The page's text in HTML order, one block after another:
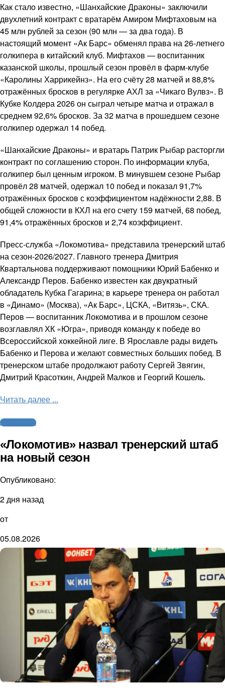
Как стало известно, «Шанхайские Драконы» заключили
двухлетний контракт с вратарём Амиром Мифтаховым на
45 млн рублей за сезон (90 млн — за два года). В
настоящий момент «Ак Барс» обменял права на 26-летнего
голкипера в китайский клуб. Мифтахов — воспитанник
казанской школы, прошлый сезон провёл в фарм-клубе
«Каролины Харрикейнз». На его счёту 28 матчей и 88,8%
отражённых бросков в регулярке АХЛ за «Чикаго Вулвз». В
Кубке Колдера 2026 он сыграл четыре матча и отражал в
среднем 92,6% бросков. За 32 матча в прошедшем сезоне
голкипер одержал 14 побед.
«Шанхайские Драконы» и вратарь Патрик Рыбар расторгли
контракт по соглашению сторон. По информации клуба,
голкипер был ценным игроком. В минувшем сезоне Рыбар
провёл 28 матчей, одержал 10 побед и показал 91,7%
отражённых бросков с коэффициентом надёжности 2,88. В
общей сложности в КХЛ на его счету 159 матчей, 68 побед,
91,4% отражённых бросков и 2,74 коэффициент.
Пресс-служба «Локомотива» представила тренерский штаб
на сезон-2026/2027. Главного тренера Дмитрия
Квартальнова поддерживают помощники Юрий Бабенко и
Александр Перов. Бабенко известен как двукратный
обладатель Кубка Гагарина; в карьере тренера он работал
в «Динамо» (Москва), «Ак Барс», ЦСКА, «Витязь», СКА.
Перов — воспитанник Локомотива и в прошлом сезоне
возглавлял ХК «Югра», приводя команду к победе во
Всероссийской хоккейной лиге. В Ярославле рады видеть
Бабенко и Перова и желают совместных больших побед. В
тренерском штабе продолжают работу Сергей Звягин,
Дмитрий Красоткин, Андрей Малков и Георгий Кошель.
Читать далее ...
Другие виды
«Локомотив» назвал тренерский штаб
на новый сезон
Опубликовано:
2 дня назад
от
05.08.2026